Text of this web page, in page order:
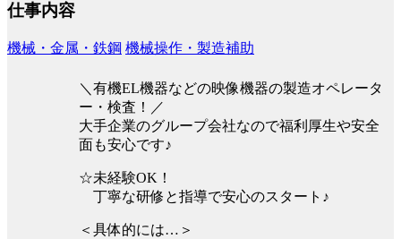
仕事内容
機械・金属・鉄鋼 機械操作・製造補助
＼有機EL機器などの映像機器の製造オペレータ
ー・検査！／
大手企業のグループ会社なので福利厚生や安全
面も安心です♪
☆未経験OK！
丁寧な研修と指導で安心のスタート♪
＜具体的には…＞